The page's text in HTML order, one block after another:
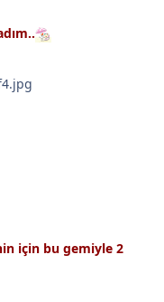
için bu gemiyle 2